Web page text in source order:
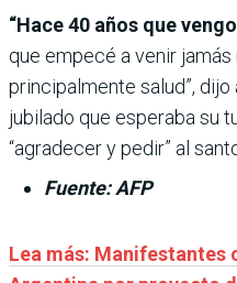
“Hace 40 años que
que empecé a venir
principalmente salud”,
jubilado que esperaba su
“agradecer y pedir” al
Fuente: AFP
Lea más: Manifestantes